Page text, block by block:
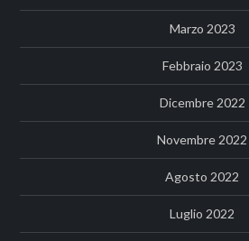
Marzo 2023
Febbraio 2023
Dicembre 2022
Novembre 2022
Agosto 2022
Luglio 2022